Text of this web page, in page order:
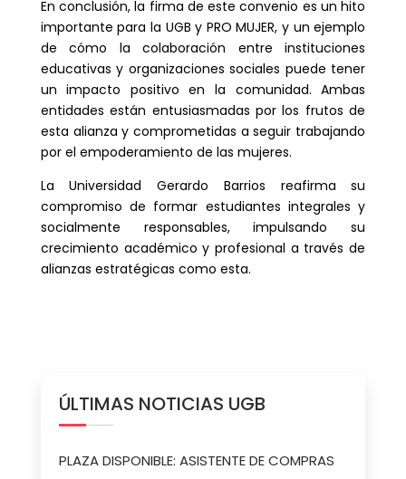
En conclusión, la firma de este convenio es un hito
importante para la UGB y PRO MUJER, y un ejemplo
de cómo la colaboración entre instituciones
educativas y organizaciones sociales puede tener
un impacto positivo en la comunidad. Ambas
entidades están entusiasmadas por los frutos de
esta alianza y comprometidas a seguir trabajando
por el empoderamiento de las mujeres.
La Universidad Gerardo Barrios reafirma su
compromiso de formar estudiantes integrales y
socialmente responsables, impulsando su
crecimiento académico y profesional a través de
alianzas estratégicas como esta.
ÚLTIMAS NOTICIAS UGB
PLAZA DISPONIBLE: ASISTENTE DE COMPRAS